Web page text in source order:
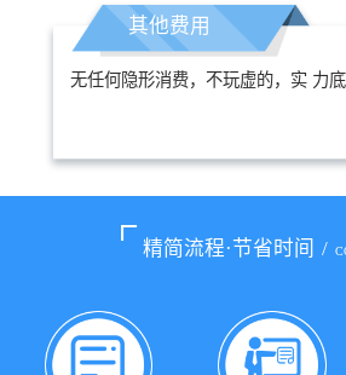
其他费用
无任何隐形消费，不玩虚的，实 力
精简流程·节省时间 /